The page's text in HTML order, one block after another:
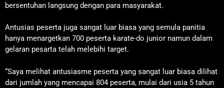
bersentuhan langsung dengan para masyarakat.
Antusias peserta juga sangat luar biasa yang semula panitia
hanya menargetkan 700 peserta karate-do junior namun dalam
gelaran pesarta telah melebihi target.
“Saya melihat antusiasme peserta yang sangat luar biasa dilihat
dari jumlah yang mencapai 804 peserta, mulai dari usia 5 tahun